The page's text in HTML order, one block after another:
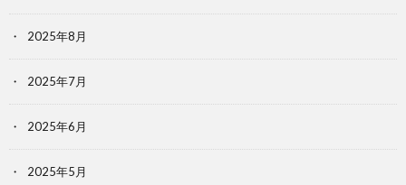
2025年8月
2025年7月
2025年6月
2025年5月